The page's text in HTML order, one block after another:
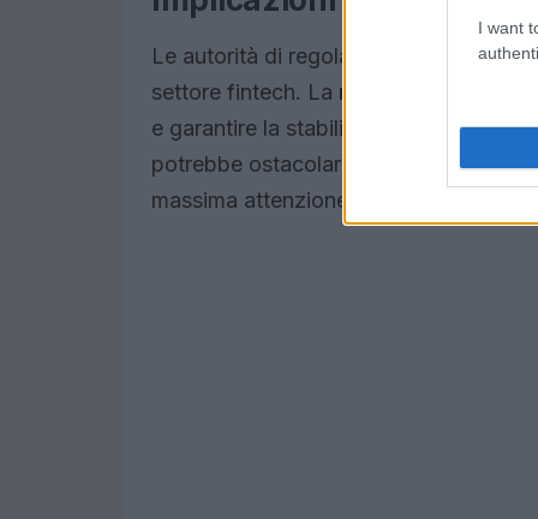
I want
Le autorità di regolamentazione,
settore fintech. La regolamentazione
e garantire la stabilità del sistema
potrebbe ostacolare l’innovazione. Si
massima attenzione e competenza.